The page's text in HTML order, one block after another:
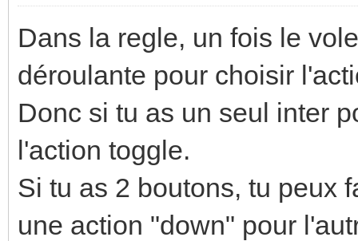
Dans la regle, un fois le
déroulante pour choisir
Donc si tu as un seul inter
l'action toggle.
Si tu as 2 boutons, tu peux
une action "down" pour